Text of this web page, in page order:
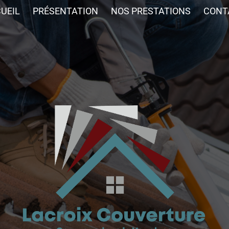
PRÉSENTATION NOS PRESTATIONS